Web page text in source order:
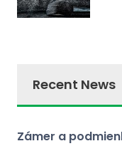
Recent News
Zámer a